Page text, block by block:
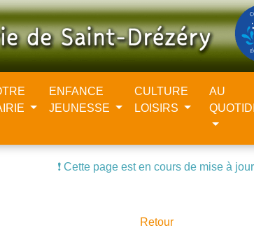
ENFANCE
JEUNESSE
CULTURE
LOISIRS
AU
❗️ Cette page est en cours de mise à jour
Retour